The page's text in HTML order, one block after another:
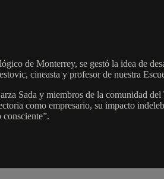
de Monterrey, se gestó la idea de
cineasta y profesor de nuestra
Sada y miembros de la comunidad
como empresario, su impacto